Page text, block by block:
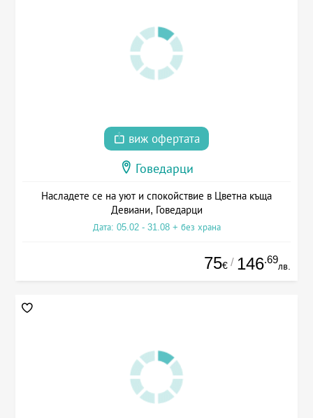
виж офертата
Говедарци
Насладете се на уют и спокойствие в Цветна къща
Девиани, Говедарци
Дата: 05.02 - 31.08 + без храна
75€ / 146.69
лв.